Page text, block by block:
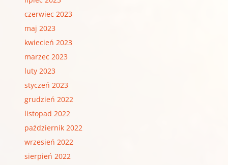
czerwiec 2023
maj 2023
kwiecień 2023
marzec 2023
luty 2023
styczeń 2023
grudzień 2022
listopad 2022
październik 2022
wrzesień 2022
sierpień 2022